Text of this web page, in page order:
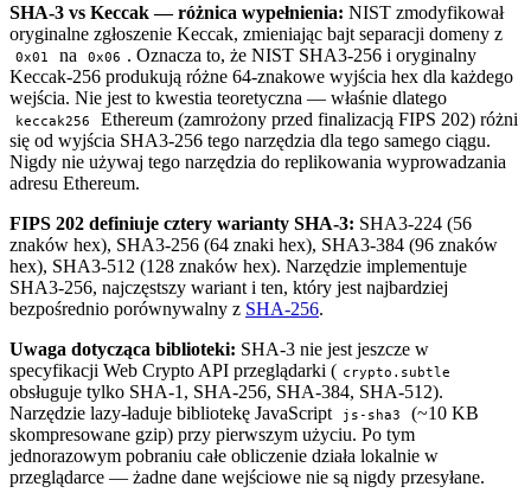
SHA-3 vs Keccak — różnica wypełnienia: NIST zmodyfikował
oryginalne zgłoszenie Keccak, zmieniając bajt separacji domeny z
0x01 na 0x06 . Oznacza to, że NIST SHA3-256 i oryginalny
Keccak-256 produkują różne 64-znakowe wyjścia hex dla każdego
wejścia. Nie jest to kwestia teoretyczna — właśnie dlatego
keccak256
Ethereum (zamrożony przed finalizacją FIPS 202) różni
się od wyjścia SHA3-256 tego narzędzia dla tego samego ciągu.
Nigdy nie używaj tego narzędzia do replikowania wyprowadzania
adresu Ethereum.
FIPS 202 definiuje cztery warianty SHA-3: SHA3-224 (56
znaków hex), SHA3-256 (64 znaki hex), SHA3-384 (96 znaków
hex), SHA3-512 (128 znaków hex). Narzędzie implementuje
SHA3-256, najczęstszy wariant i ten, który jest najbardziej
bezpośrednio porównywalny z SHA-256.
Uwaga dotycząca biblioteki: SHA-3 nie jest jeszcze w
specyfikacji Web Crypto API przeglądarki ( crypto.subtle
obsługuje tylko SHA-1, SHA-256, SHA-384, SHA-512).
Narzędzie lazy-ładuje bibliotekę JavaScript
js-sha3
(~10 KB
skompresowane gzip) przy pierwszym użyciu. Po tym
jednorazowym pobraniu całe obliczenie działa lokalnie w
przeglądarce — żadne dane wejściowe nie są nigdy przesyłane.